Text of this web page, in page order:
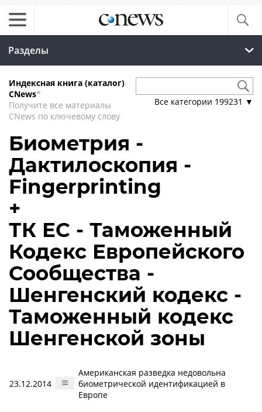
Разделы
Индексная книга (каталог)
CNews*
Получите все материалы
CNews по ключевому слову
Все категории 199231 ▼
Биометрия -
Дактилоскопия -
Fingerprinting
+
ТК ЕС - Таможенный
Кодекс Европейского
Сообщества -
Шенгенский кодекс -
Таможенный кодекс
Шенгенской зоны
23.12.2014
Американская разведка недовольна
биометрической идентификацией в
Европе